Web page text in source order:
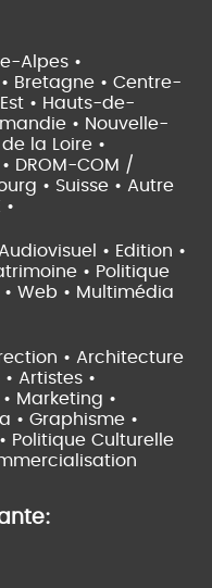
Alpes •
Bretagne • Centre-
• Hauts-de-
• Nouvelle-
de la Loire •
DROM-COM /
• Suisse • Autre
•
Audiovisuel • Edition •
• Politique
Web • Multimédia
• Architecture
Artistes •
Marketing •
• Graphisme •
Politique Culturelle